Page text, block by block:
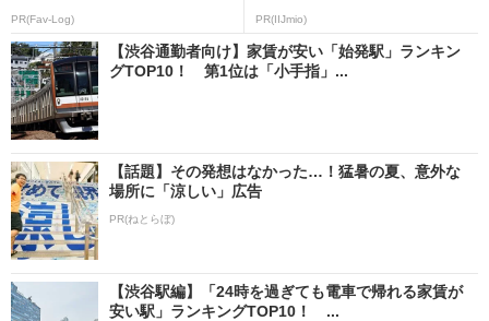
PR(Fav-Log) PR(IIJmio)
【渋谷通勤者向け】家賃が安い「始発駅」ランキン
グTOP10！ 第1位は「小手指」...
【話題】その発想はなかった…！猛暑の夏、意外な
場所に「涼しい」広告
PR(ねとらぼ)
【渋谷駅編】「24時を過ぎても電車で帰れる家賃が
安い駅」ランキングTOP10！ ...